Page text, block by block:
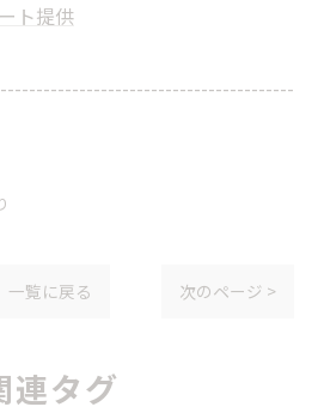
ト提供
一覧に戻る 次のページ >
連タグ